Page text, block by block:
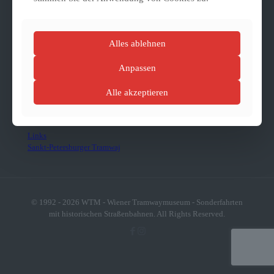
Links
Sankt-Petersburger Tramwaj
© 1992 - 2026 WTM - Wiener Tramwaymuseum - Sonderfahrten
mit historischen Straßenbahnen. All Rights Reserved.
Alles ablehnen
Anpassen
Alle akzeptieren